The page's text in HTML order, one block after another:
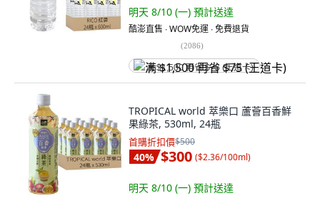
明天 8/10 (一) 預計送達
酷澎直售 ∙ WOW免運 ∙ 免費退貨
(2086)
满 $1,500 再省 $75 (王道卡)
TROPICAL world 萃樂口 蘆薈百香鮮
果綠茶, 530ml, 24瓶
首購折扣價$500
40% $300 ($2.36/100ml)
明天 8/10 (一) 預計送達